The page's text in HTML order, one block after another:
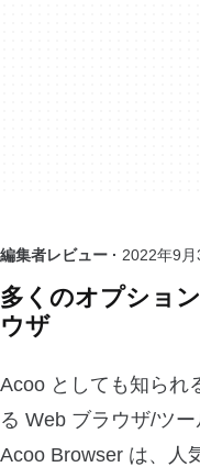
編集者レビュー · 2022年9月
多くのオプショ
ウザ
Acoo としても知られ
る Web ブラウザ/ツ
Acoo Browser は、人